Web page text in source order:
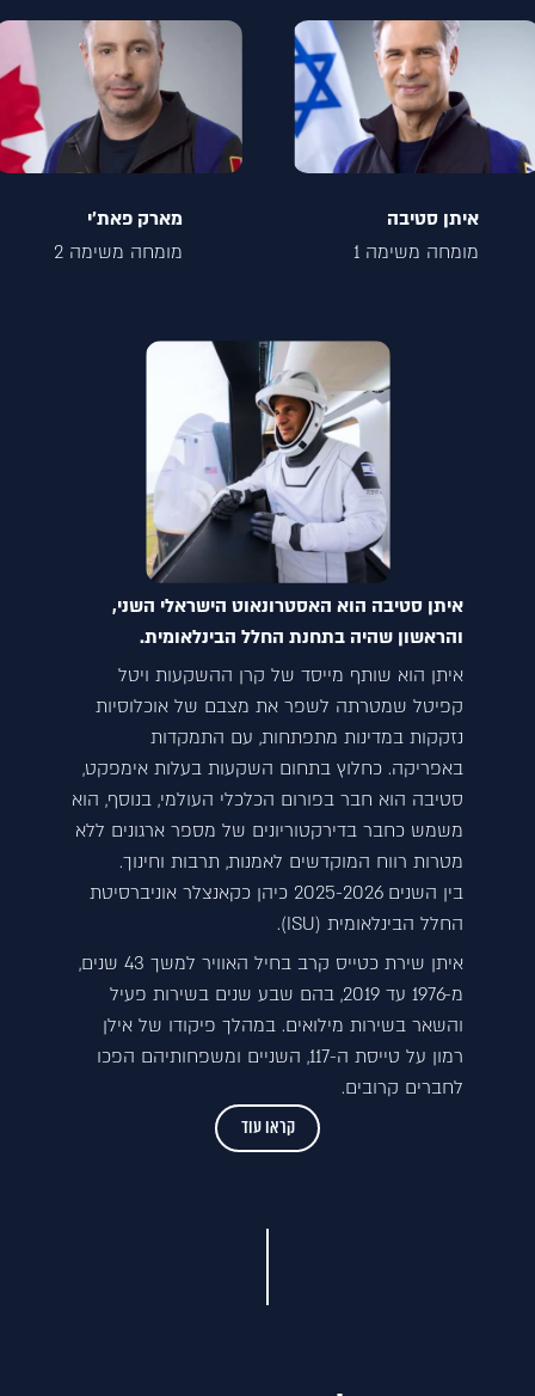
איתן סטיבה
מומחה משימה 1
מארק פאת׳י
מומחה משימה 2
איתן סטיבה הוא האסטרונאוט הישראלי השני,
והראשון שהיה בתחנת החלל הבינלאומית.
איתן הוא שותף מייסד של קרן ההשקעות ויטל
קפיטל שמטרתה לשפר את מצבם של אוכלוסיות
נזקקות במדינות מתפתחות, עם התמקדות
באפריקה. כחלוץ בתחום השקעות בעלות אימפקט,
סטיבה הוא חבר בפורום הכלכלי העולמי, בנוסף, הוא
משמש כחבר בדירקטוריונים של מספר ארגונים ללא
מטרות רווח המוקדשים לאמנות, תרבות וחינוך.
בין השנים 2025-2026 כיהן כקאנצלר אוניברסיטת
החלל הבינלאומית (ISU).
איתן שירת כטייס קרב בחיל האוויר למשך 43 שנים,
מ-1976 עד 2019, בהם שבע שנים בשירות פעיל
והשאר בשירות מילואים. במהלך פיקודו של אילן
רמון על טייסת ה-117, השניים ומשפחותיהם הפכו
לחברים קרובים.
קראו עוד